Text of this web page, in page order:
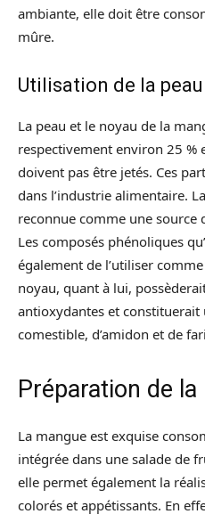
ambiante, elle doit être
mûre.
Utilisation de la
La peau et le noyau de la
respectivement environ 25 %
doivent pas être jetés. Ces
dans l’industrie alimentaire.
reconnue comme une source
Les composés phénoliques
également de l’utiliser
noyau, quant à lui,
antioxydantes et constituerait
comestible, d’amidon et de
Préparation de la
La mangue est exquise
intégrée dans une salade de
elle permet également la
colorés et appétissants. En